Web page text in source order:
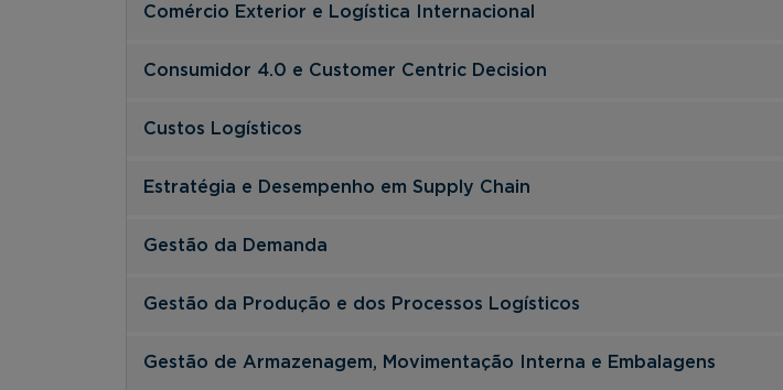
Comércio Exterior e Logística Internacional
Consumidor 4.0 e Customer Centric Decision
Custos Logísticos
Estratégia e Desempenho em Supply Chain
Gestão da Demanda
Gestão da Produção e dos Processos Logísticos
Gestão de Armazenagem, Movimentação Interna e Embalagens